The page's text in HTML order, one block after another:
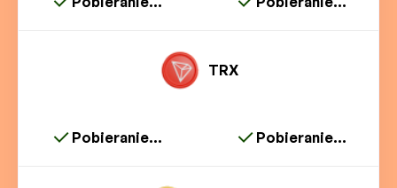
TRX
Pobieranie... Pobieranie...